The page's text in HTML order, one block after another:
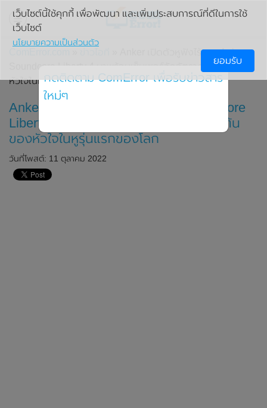
» Anker เปิดตัวหูฟังไร้สาย Anker
Soundcore Liberty 4 มาพร้อมเซ็นเซอร์วัดอัตราการเต้นของ
หัวใจในหูรุ่นแรกของโลก
Anker เปิดตัวหูฟังไร้สาย Anker Soundcore
Liberty 4 มาพร้อมเซ็นเซอร์วัดอัตราการเต้น
ของหัวใจในหูรุ่นแรกของโลก
วันที่โพสต์: 11 ตุลาคม 2022
เว็บไซต์นี้ใช้คุกกี้ เพื่อพัฒนา และเพิ่มประสบการณ์ที่ดีในการใช้
เว็บไซต์
นโยบายความเป็นส่วนตัว
ยอมรับ
กดติดตาม ComError เพื่อรับข่าวสาร
ใหม่ๆ